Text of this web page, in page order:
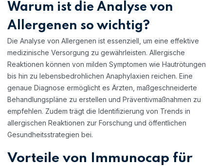
Warum ist die Analyse von
Allergenen so wichtig?
Die Analyse von Allergenen ist essenziell, um eine effektive
medizinische Versorgung zu gewährleisten. Allergische
Reaktionen können von milden Symptomen wie Hautrötungen
bis hin zu lebensbedrohlichen Anaphylaxien reichen. Eine
genaue Diagnose ermöglicht es Ärzten, maßgeschneiderte
Behandlungspläne zu erstellen und Präventivmaßnahmen zu
empfehlen. Zudem trägt die Identifizierung von Trends in
allergischen Reaktionen zur Forschung und öffentlichen
Gesundheitsstrategien bei.
Vorteile von Immunocap für